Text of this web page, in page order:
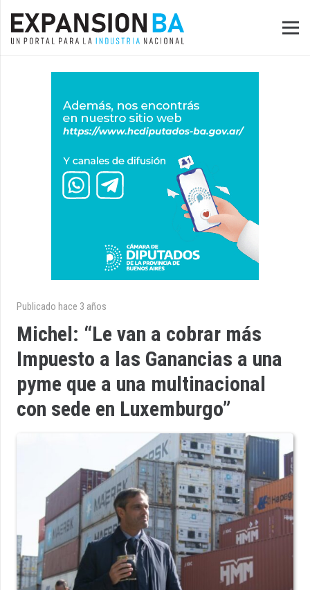
Publicado hace 3 años
Michel: “Le van a cobrar más
Impuesto a las Ganancias a una
pyme que a una multinacional
con sede en Luxemburgo”